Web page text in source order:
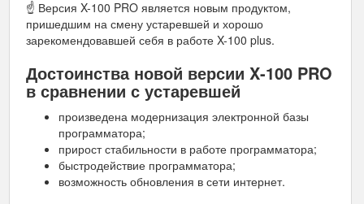
☝ Версия X-100 PRO является новым продуктом,
пришедшим на смену устаревшей и хорошо
зарекомендовавшей себя в работе X-100 plus.
Достоинства новой версии X-100 PRO
в сравнении с устаревшей
произведена модернизация электронной базы
программатора;
прирост стабильности в работе программатора;
быстродействие программатора;
возможность обновления в сети интернет.